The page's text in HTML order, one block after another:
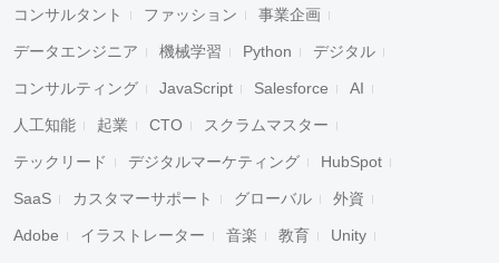
コンサルタント ファッション 事業企画
データエンジニア 機械学習 Python デジタル
コンサルティング JavaScript Salesforce AI
人工知能 起業 CTO スクラムマスター
テックリード デジタルマーケティング HubSpot
SaaS カスタマーサポート グローバル 外資
Adobe イラストレーター 音楽 教育 Unity